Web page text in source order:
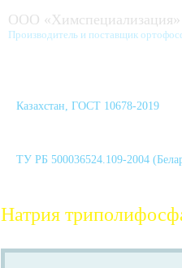
ООО «Химспециализация»
Производитель и поставщик
Казахстан, ГОСТ 10678-2019
ТУ РБ 500036524.109-2004
Натрия